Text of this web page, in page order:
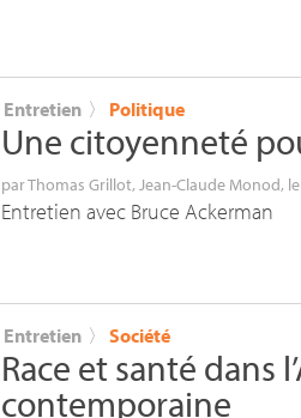
Entretien 〉 Politique
Une citoyenneté
parThomas Grillot, Jean-Claude Monod,
Entretien avec Bruce Ackerman
Entretien 〉 Société
Race et santé dans
contemporaine